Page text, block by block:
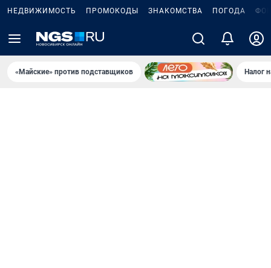
НЕДВИЖИМОСТЬ ПРОМОКОДЫ ЗНАКОМСТВА ПОГОДА
«Майские» против подставщиков Налог